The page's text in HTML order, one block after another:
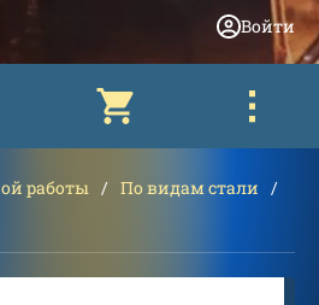
Войти
работы
По видам стали